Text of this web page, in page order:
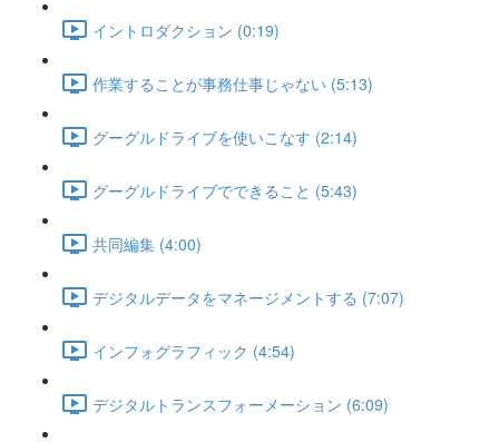
イントロダクション (0:19)
作業することが事務仕事じゃない (5:13)
グーグルドライブを使いこなす (2:14)
グーグルドライブでできること (5:43)
共同編集 (4:00)
デジタルデータをマネージメントする (7:07)
インフォグラフィック (4:54)
デジタルトランスフォーメーション (6:09)